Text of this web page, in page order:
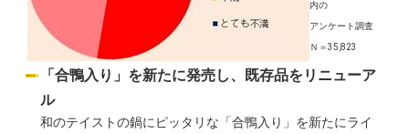
内の
アンケート調査
Ｎ＝35,823
「合鴨入り」を新たに発売し、既存品をリニューア
ル
和のテイストの鍋にピッタリな「合鴨入り」を新たにライ